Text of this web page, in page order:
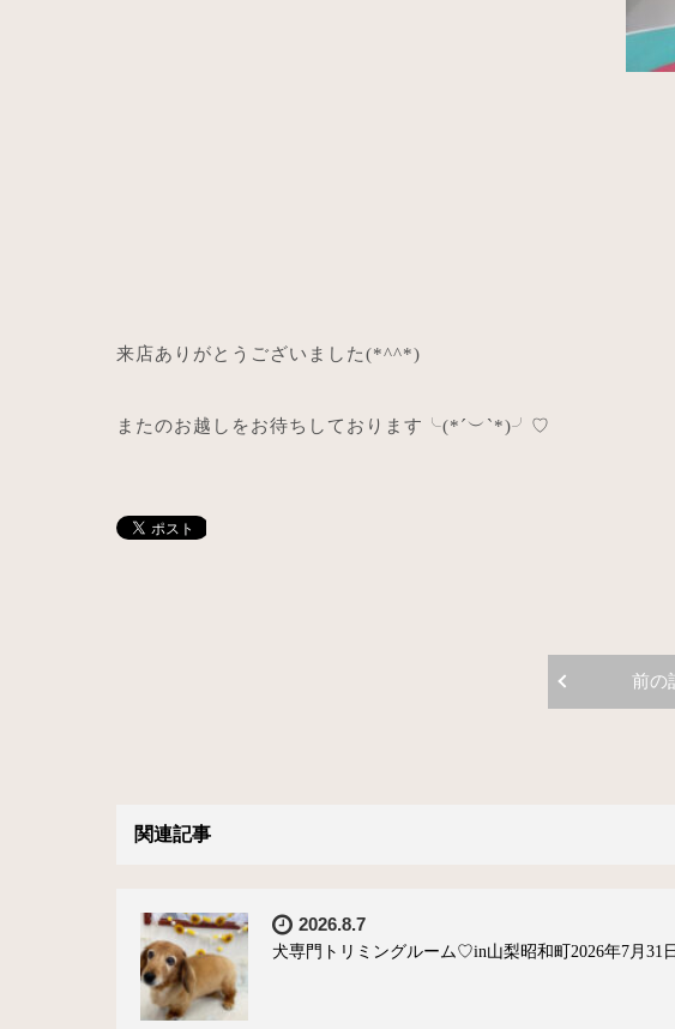
来店ありがとうございました(*^^*)
またのお越しをお待ちしております╰(*´︶ `*)╯ ♡
前の
関連記事
2026.8.7
犬専門トリミングルーム♡in山梨昭和町2026年7月31